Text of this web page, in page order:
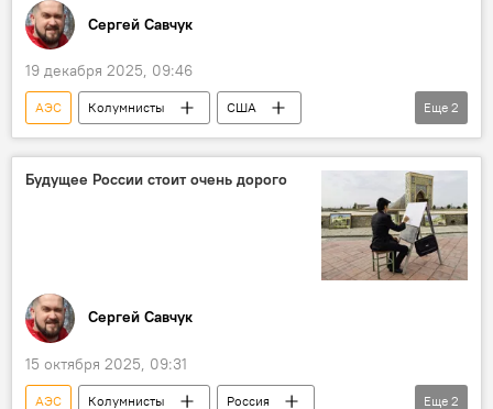
Сергей Савчук
19 декабря 2025, 09:46
АЭС Колумнисты
США
Словакия
Westinghouse Electric
Еще 2
Будущее России стоит очень дорого
Сергей Савчук
15 октября 2025, 09:31
АЭС Колумнисты
Россия
Еще 2